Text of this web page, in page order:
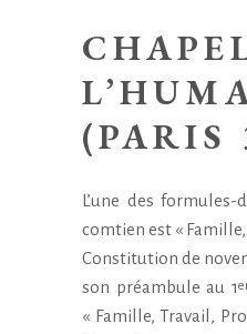
(PARIS
L’une des
comtien est «
Constitution de
son préambule au 1
« Famille, Travail,